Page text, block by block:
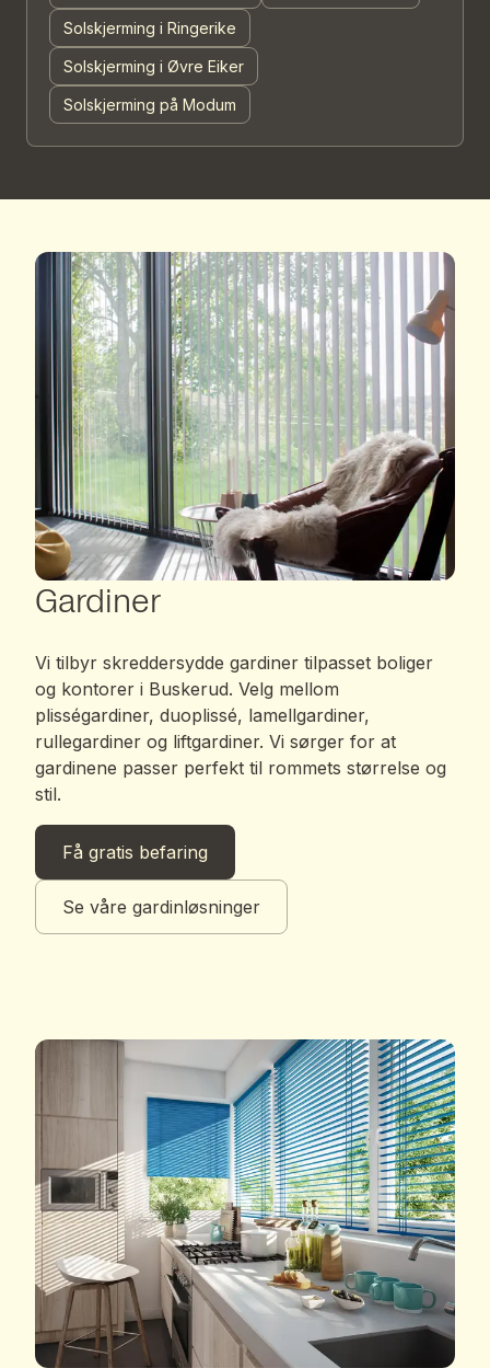
Solskjerming i Ringerike
Solskjerming i Øvre Eiker
Solskjerming på Modum
Gardiner
Vi tilbyr skreddersydde gardiner tilpasset boliger
og kontorer i Buskerud. Velg mellom
plisségardiner, duoplissé, lamellgardiner,
rullegardiner og liftgardiner. Vi sørger for at
gardinene passer perfekt til rommets størrelse og
stil.
Få gratis befaring
Se våre gardinløsninger